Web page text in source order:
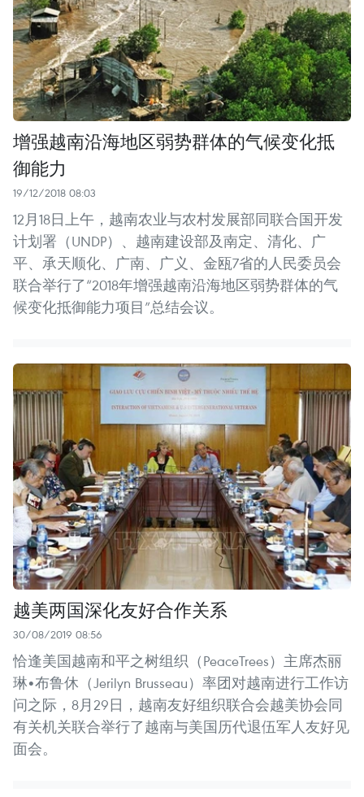
增强越南沿海地区弱势群体的气候变化抵
御能力
19/12/2018 08:03
12月18日上午，越南农业与农村发展部同联合国开发
计划署（UNDP）、越南建设部及南定、清化、广
平、承天顺化、广南、广义、金瓯7省的人民委员会
联合举行了“2018年增强越南沿海地区弱势群体的气
候变化抵御能力项目”总结会议。
越美两国深化友好合作关系
30/08/2019 08:56
恰逢美国越南和平之树组织（PeaceTrees）主席杰丽
琳•布鲁休（Jerilyn Brusseau）率团对越南进行工作访
问之际，8月29日，越南友好组织联合会越美协会同
有关机关联合举行了越南与美国历代退伍军人友好见
面会。